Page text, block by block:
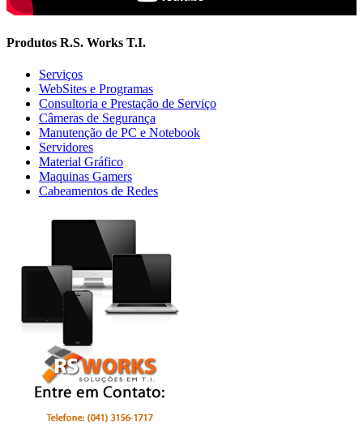
Produtos R.S. Works T.I.
Serviços
WebSites e Programas
Consultoria e Prestação de Serviço
Câmeras de Segurança
Manutenção de PC e Notebook
Servidores
Material Gráfico
Maquinas Gamers
Cabeamentos de Redes